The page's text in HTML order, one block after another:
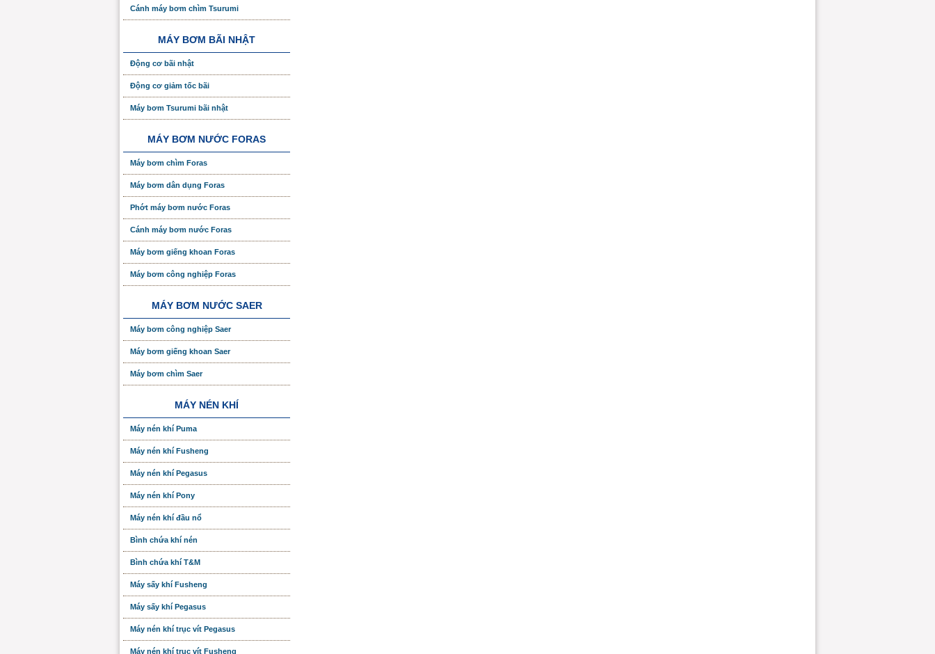
Cánh máy bơm chìm Tsurumi
MÁY BƠM BÃI NHẬT
Động cơ bãi nhật
Động cơ giảm tốc bãi
Máy bơm Tsurumi bãi nhật
MÁY BƠM NƯỚC FORAS
Máy bơm chìm Foras
Máy bơm dân dụng Foras
Phớt máy bơm nước Foras
Cánh máy bơm nước Foras
Máy bơm giếng khoan Foras
Máy bơm công nghiệp Foras
MÁY BƠM NƯỚC SAER
Máy bơm công nghiệp Saer
Máy bơm giếng khoan Saer
Máy bơm chìm Saer
MÁY NÉN KHÍ
Máy nén khí Puma
Máy nén khí Fusheng
Máy nén khí Pegasus
Máy nén khí Pony
Máy nén khí đầu nổ
Bình chứa khí nén
Bình chứa khí T&M
Máy sấy khí Fusheng
Máy sấy khí Pegasus
Máy nén khí trục vít Pegasus
Máy nén khí trục vít Fusheng